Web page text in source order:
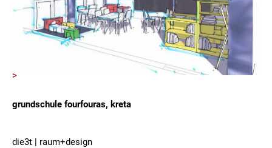
>
grundschule fourfouras, kreta
die3t | raum+design